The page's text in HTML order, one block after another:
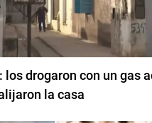
los drogaron con un gas
la casa